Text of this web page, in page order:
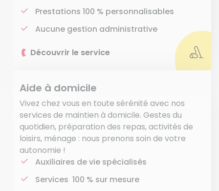
Prestations 100 % personnalisables
Aucune gestion administrative
Découvrir le service
Aide à domicile
Vivez chez vous en toute sérénité avec nos
services de maintien à domicile. Gestes du
quotidien, préparation des repas, activités de
loisirs, ménage : nous prenons soin de votre
autonomie !
Auxiliaires de vie spécialisés
Services 100 % sur mesure